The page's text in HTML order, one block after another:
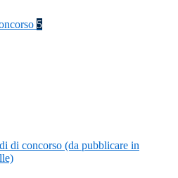
5
di concorso (da pubblicare in